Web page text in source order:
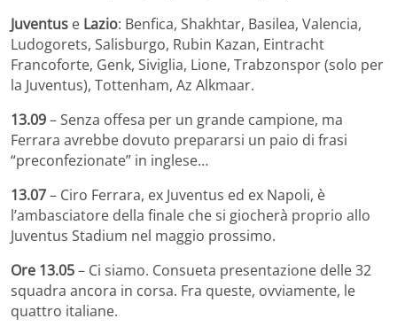
Juventus e Lazio: Benfica, Shakhtar, Basilea, Valencia,
Ludogorets, Salisburgo, Rubin Kazan, Eintracht
Francoforte, Genk, Siviglia, Lione, Trabzonspor (solo per
la Juventus), Tottenham, Az Alkmaar.
13.09– Senza offesa per un grande campione, ma
Ferrara avrebbe dovuto prepararsi un paio di frasi
“preconfezionate” in inglese…
13.07– Ciro Ferrara, ex Juventus ed ex Napoli, è
l’ambasciatore della finale che si giocherà proprio allo
Juventus Stadium nel maggio prossimo.
Ore 13.05– Ci siamo. Consueta presentazione delle 32
squadra ancora in corsa. Fra queste, ovviamente, le
quattro italiane.